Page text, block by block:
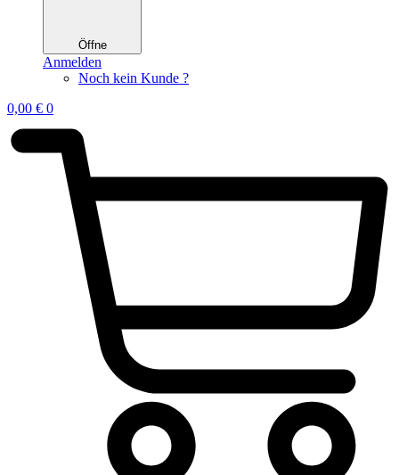
Öffne
Anmelden
Noch kein Kunde ?
0,00 € 0